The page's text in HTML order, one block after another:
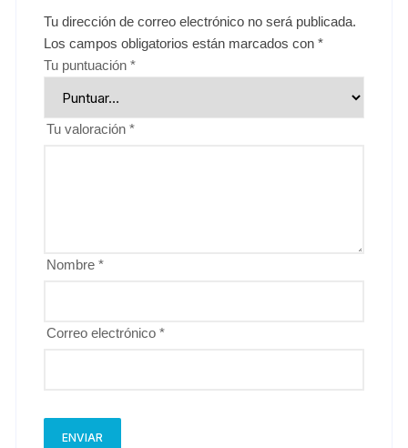
Tu dirección de correo electrónico no será publicada.
Los campos obligatorios están marcados con*
Tu puntuación*
Tu valoración*
Nombre*
Correo electrónico*